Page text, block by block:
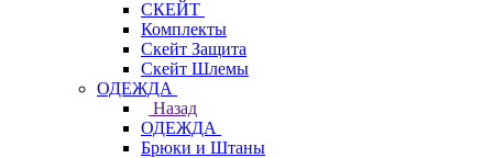
СКЕЙТ
Комплекты
Скейт Защита
Скейт Шлемы
ОДЕЖДА
Назад
ОДЕЖДА
Брюки и Штаны